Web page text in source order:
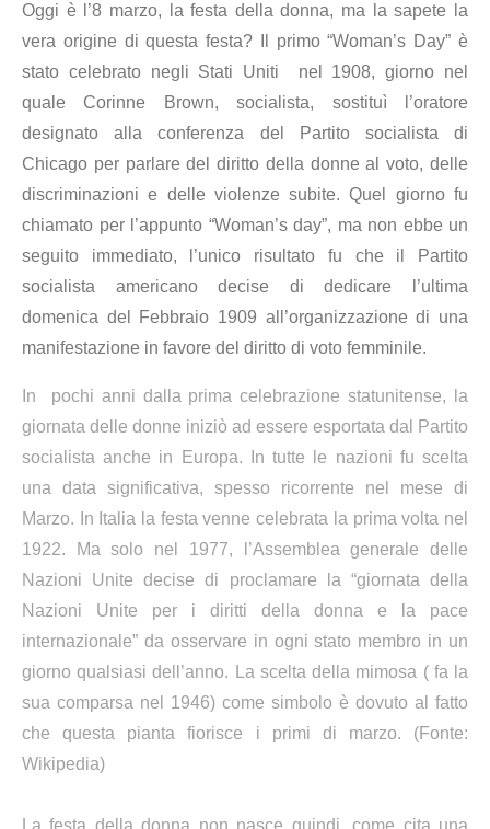
Oggi è l’8 marzo, la festa della donna, ma la sapete la
vera origine di questa festa? Il primo “Woman’s Day” è
stato celebrato negli Stati Uniti nel 1908, giorno nel
quale Corinne Brown, socialista, sostituì l’oratore
designato alla conferenza del Partito socialista di
Chicago per parlare del diritto della donne al voto, delle
discriminazioni e delle violenze subite. Quel giorno fu
chiamato per l’appunto “Woman’s day”, ma non ebbe un
seguito immediato, l’unico risultato fu che il Partito
socialista americano decise di dedicare l’ultima
domenica del Febbraio 1909 all’organizzazione di una
manifestazione in favore del diritto di voto femminile.
In pochi anni dalla prima celebrazione statunitense, la
giornata delle donne iniziò ad essere esportata dal Partito
socialista anche in Europa. In tutte le nazioni fu scelta
una data significativa, spesso ricorrente nel mese di
Marzo. In Italia la festa venne celebrata la prima volta nel
1922. Ma solo nel 1977, l’Assemblea generale delle
Nazioni Unite decise di proclamare la “giornata della
Nazioni Unite per i diritti della donna e la pace
internazionale” da osservare in ogni stato membro in un
giorno qualsiasi dell’anno. La scelta della mimosa ( fa la
sua comparsa nel 1946) come simbolo è dovuto al fatto
che questa pianta fiorisce i primi di marzo. (Fonte:
Wikipedia)
La festa della donna non nasce quindi, come cita una